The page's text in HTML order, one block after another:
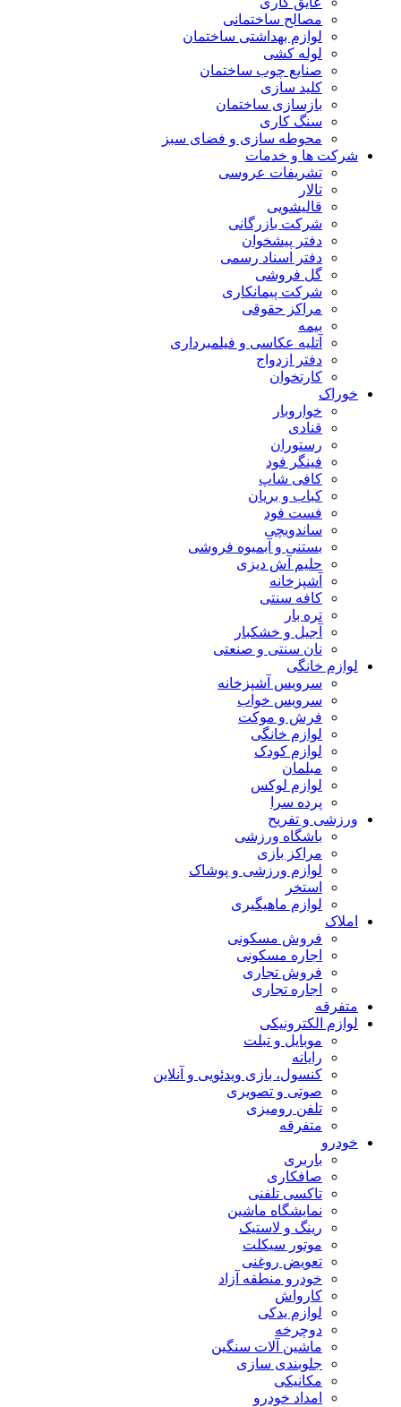
مصالح ساختمانی
لوازم بهداشتی ساختمان
لوله کشی
صنایع چوب ساختمان
کلید سازی
بازسازی ساختمان
سنگ کاری
محوطه سازی و فضای سبز
شرکت ها و خدمات
تشریفات عروسی
تالار
قالیشویی
شرکت بازرگانی
دفتر پیشخوان
دفتر اسناد رسمی
گل فروشی
شرکت پیمانکاری
مراکز حقوقی
بیمه
آتلیه عکاسی و فیلمبرداری
دفتر ازدواج
کارتخوان
خوراک
خواروبار
قنادی
رستوران
فینگر فود
کافی شاپ
کباب و بریان
فست فود
ساندویچی
بستنی و آبمیوه فروشی
حلیم آش دیزی
آشپزخانه
کافه سنتی
تره بار
آجیل و خشکبار
نان سنتی و صنعتی
لوازم خانگی
سرویس آشپزخانه
سرویس خواب
فرش و موکت
لوازم خانگی
لوازم کودک
مبلمان
لوازم لوکس
پرده سرا
ورزشی و تفریح
باشگاه ورزشی
مراکز بازی
لوازم ورزشی و پوشاک
استخر
لوازم ماهیگیری
املاک
فروش مسکونی
اجاره مسکونی
فروش تجاری
اجاره تجاری
متفرقه
لوازم الکترونیکی
موبایل و تبلت
رایانه
کنسول، بازی‌ ویدئویی و آنلاین
صوتی و تصویری
تلفن رومیزی
متفرقه
خودرو
باربری
صافکاری
تاکسی تلفنی
نمایشگاه ماشین
رینگ و لاستیک
موتور سیکلت
تعویض روغنی
خودرو منطقه آزاد
کارواش
لوازم یدکی
دوچرخه
ماشین آلات سنگین
جلوبندی سازی
مکانیکی
امداد خودرو